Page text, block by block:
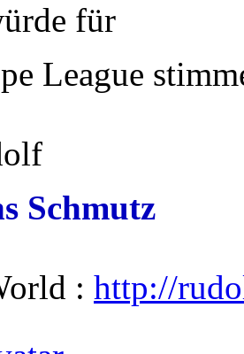
für
League
Schmutz
: http://